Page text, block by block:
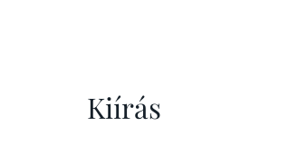
Kiírás